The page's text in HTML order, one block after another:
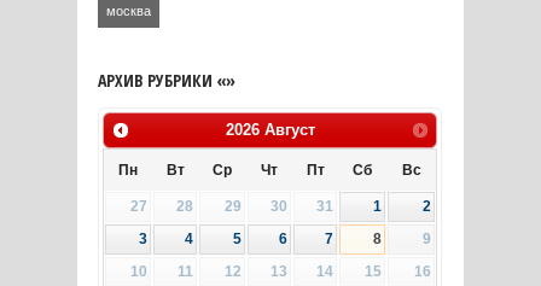
москва
АРХИВ РУБРИКИ «»
2026 Август
Пн Вт Ср Чт Пт Сб Вс
27 28 29 30 31 1
2
3
4 5 6 7 8
9
10
11 12 13 14 15
16